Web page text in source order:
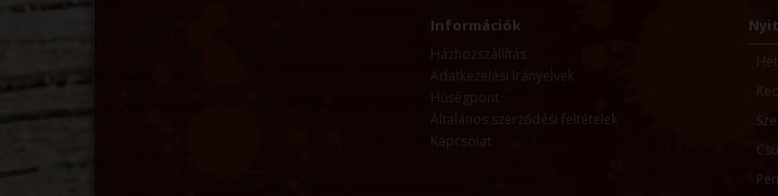
Információk
Házhozszállítás
Adatkezelési Irányelvek
Hűségpont
Általános szerződési feltételek
Kapcsolat